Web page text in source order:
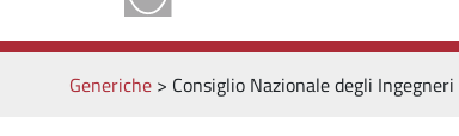
Generiche> Consiglio Nazionale degli Ingegneri